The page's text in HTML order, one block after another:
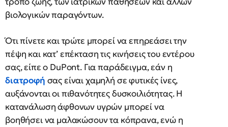
βιολογικών παραγόντων.
Ότι πίνετε και τρώτε μπορεί να επηρεάσει την
πέψη και κατ’ επέκταση τις κινήσεις του εντέρου
σας, είπε ο DuPont. Για παράδειγμα, εάν η
διατροφή σας είναι χαμηλή σε φυτικές ίνες,
αυξάνονται οι πιθανότητες δυσκοιλιότητας. Η
κατανάλωση άφθονων υγρών μπορεί να
βοηθήσει να μαλακώσουν τα κόπρανα, ενώ η